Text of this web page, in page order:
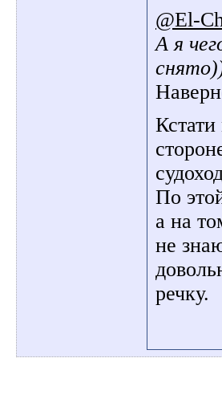
@El-
А я
По
а на
не
речку.